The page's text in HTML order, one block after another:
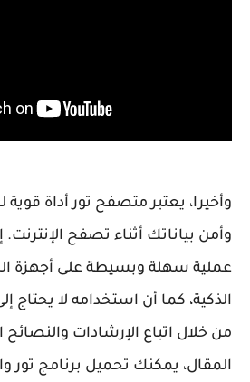
وأخيرا، يعتبر متصفح تور أداة
وأمن بياناتك أثناء تصفح الإنترنت.
عملية سهلة وبسيطة على أجهزة
الذكية، كما أن استخدامه لا يحتاج
من خلال اتباع الإرشادات والنصائح
المقال، يمكنك تحميل برنامج تور